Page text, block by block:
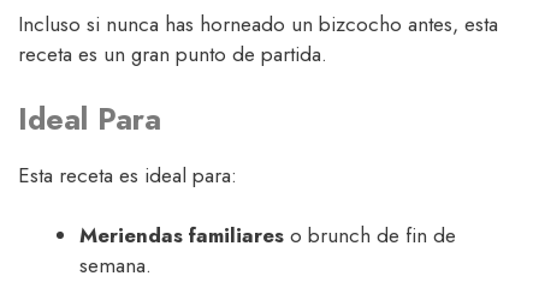
Incluso si nunca has horneado un bizcocho antes, esta
receta es un gran punto de partida.
Ideal Para
Esta receta es ideal para:
Meriendas familiares o brunch de fin de
semana.